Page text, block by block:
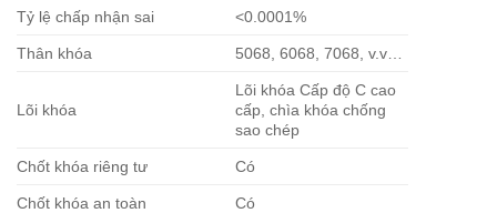
Tỷ lệ chấp nhận sai <0.0001%
Thân khóa 5068, 6068, 7068, v.v…
Lõi khóa
Lõi khóa Cấp độ C cao
cấp, chìa khóa chống
sao chép
Chốt khóa riêng tư Có
Chốt khóa an toàn Có